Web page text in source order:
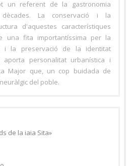
un referent de la gastronomia
dècades. La conservació i la
d'aquestes característiques
una fita importantíssima per la
i la preservació de la identitat
aporta personalitat urbanística i
Major que, un cop buidada de
del poble.
de la iaia Sita»